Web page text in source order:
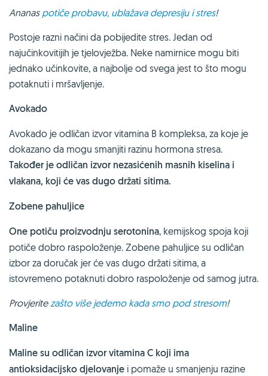
Ananas potiče probavu, ublažava depresiju i stres!
Postoje razni načini da pobijedite stres. Jedan od
najučinkovitijih je tjelovježba. Neke namirnice mogu biti
jednako učinkovite, a najbolje od svega jest to što mogu
potaknuti i mršavljenje.
Avokado
Avokado je odličan izvor vitamina B kompleksa, za koje je
dokazano da mogu smanjiti razinu hormona stresa.
Također je odličan izvor nezasićenih masnih kiselina i
vlakana, koji će vas dugo držati sitima.
Zobene pahuljice
One potiču proizvodnju serotonina, kemijskog spoja koji
potiče dobro raspoloženje. Zobene pahuljice su odličan
izbor za doručak jer će vas dugo držati sitima, a
istovremeno potaknuti dobro raspoloženje od samog jutra.
Provjerite zašto više jedemo kada smo pod stresom!
Maline
Maline su odličan izvor vitamina C koji ima
antioksidacijsko djelovanje i pomaže u smanjenju razine